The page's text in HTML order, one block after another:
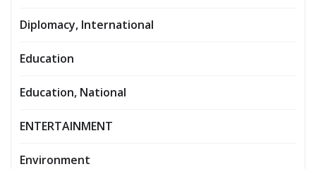
Diplomacy, International
Education
Education, National
ENTERTAINMENT
Environment